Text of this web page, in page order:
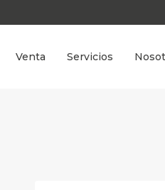
Venta Servicios